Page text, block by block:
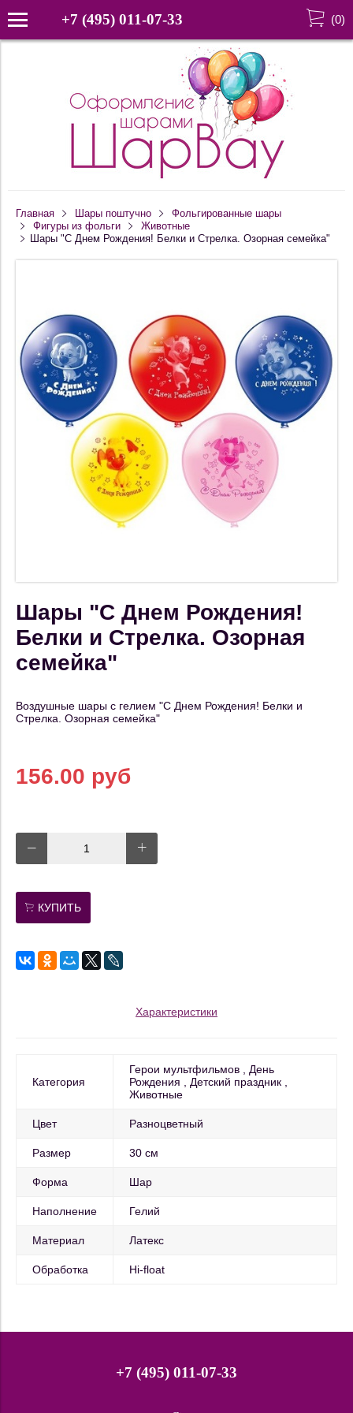
+7 (495) 011-07-33 (0)
Главная Шары поштучно
Фольгированные шары
Фигуры из фольги
Животные
Шары "С Днем Рождения! Белки и Стрелка. Озорная семейка"
Шары "С Днем Рождения!
Белки и Стрелка. Озорная
семейка"
Воздушные шары с гелием "С Днем Рождения! Белки и
Стрелка. Озорная семейка"
156.00 руб
КУПИТЬ
Характеристики
Категория
Герои мультфильмов
День
Рождения
Детский праздник
Животные
Цвет Разноцветный
Размер 30 см
Форма Шар
Наполнение Гелий
Материал Латекс
Обработка Hi-float
+7 (495) 011-07-33